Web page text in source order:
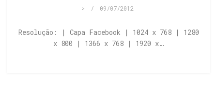
>
/ 09/07/2012
Resolução: | Capa Facebook | 1024 x 768 | 1280
x 800 | 1366 x 768 | 1920 x…